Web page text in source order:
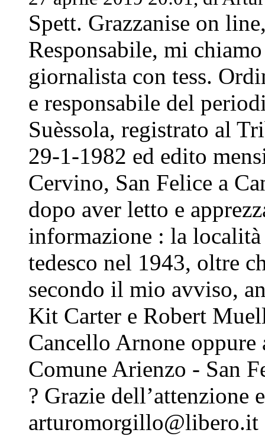
Spett. Grazzanise on
Responsabile, mi
giornalista con tess.
e responsabile del
Suèssola, registrato al
29-1-1982 ed edito
Cervino, San Felice a
dopo aver letto e
informazione : la
tedesco nel 1943, oltre
secondo il mio avviso,
Kit Carter e Robert
Cancello Arnone oppure
Comune Arienzo - San
? Grazie dell’attenzione
arturomorgillo@libero.it